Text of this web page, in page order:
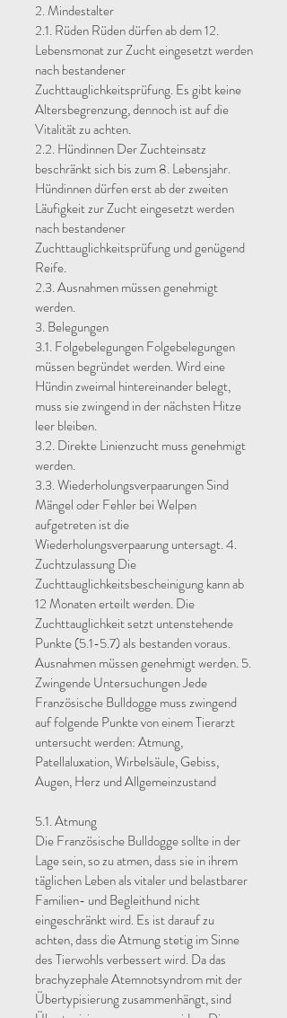
2. Mindestalter
2.1. Rüden Rüden dürfen ab dem 12.
Lebensmonat zur Zucht eingesetzt werden
nach bestandener
Zuchttauglichkeitsprüfung. Es gibt keine
Altersbegrenzung, dennoch ist auf die
Vitalität zu achten.
2.2. Hündinnen Der Zuchteinsatz
beschränkt sich bis zum 8. Lebensjahr.
Hündinnen dürfen erst ab der zweiten
Läufigkeit zur Zucht eingesetzt werden
nach bestandener
Zuchttauglichkeitsprüfung und genügend
Reife.
2.3. Ausnahmen müssen genehmigt
werden.
3. Belegungen
3.1. Folgebelegungen Folgebelegungen
müssen begründet werden. Wird eine
Hündin zweimal hintereinander belegt,
muss sie zwingend in der nächsten Hitze
leer bleiben.
3.2. Direkte Linienzucht muss genehmigt
werden.
3.3. Wiederholungsverpaarungen Sind
Mängel oder Fehler bei Welpen
aufgetreten ist die
Wiederholungsverpaarung untersagt. 4.
Zuchtzulassung Die
Zuchttauglichkeitsbescheinigung kann ab
12 Monaten erteilt werden. Die
Zuchttauglichkeit setzt untenstehende
Punkte (5.1-5.7) als bestanden voraus.
Ausnahmen müssen genehmigt werden. 5.
Zwingende Untersuchungen Jede
Französische Bulldogge muss zwingend
auf folgende Punkte von einem Tierarzt
untersucht werden: Atmung,
Patellaluxation, Wirbelsäule, Gebiss,
Augen, Herz und Allgemeinzustand
5.1. Atmung
Die Französische Bulldogge sollte in der
Lage sein, so zu atmen, dass sie in ihrem
täglichen Leben als vitaler und belastbarer
Familien- und Begleithund nicht
eingeschränkt wird. Es ist darauf zu
achten, dass die Atmung stetig im Sinne
des Tierwohls verbessert wird. Da das
brachyzephale Atemnotsyndrom mit der
Übertypisierung zusammenhängt, sind